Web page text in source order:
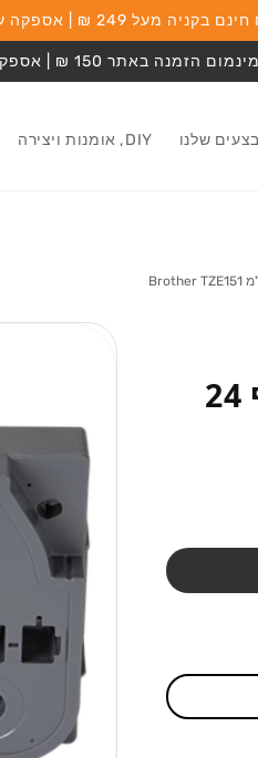
מעל 249 ₪ | אספקה עד 3 ימי עסקים
מינמום הזמנה באתר 150 ₪ | אספקה מהירה
שלנו DIY, אומנות ויצירה
סרט שחור על גבי שקוף 24
מעבר למידע על